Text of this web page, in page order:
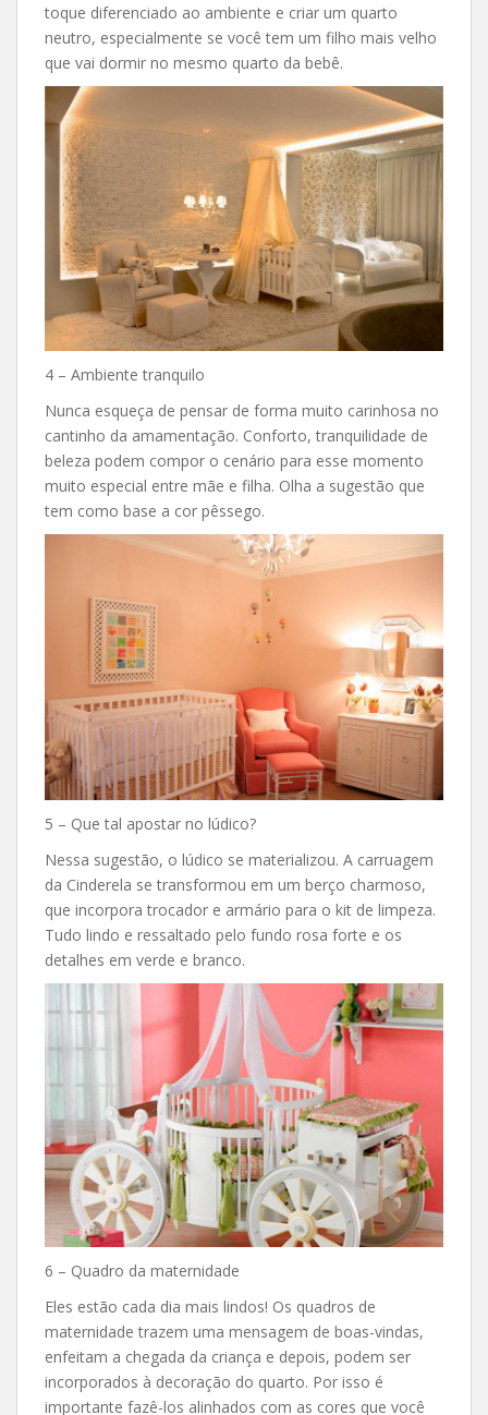
toque diferenciado ao ambiente e criar um quarto
neutro, especialmente se você tem um filho mais velho
que vai dormir no mesmo quarto da bebê.
4 – Ambiente tranquilo
Nunca esqueça de pensar de forma muito carinhosa no
cantinho da amamentação. Conforto, tranquilidade de
beleza podem compor o cenário para esse momento
muito especial entre mãe e filha. Olha a sugestão que
tem como base a cor pêssego.
5 – Que tal apostar no lúdico?
Nessa sugestão, o lúdico se materializou. A carruagem
da Cinderela se transformou em um berço charmoso,
que incorpora trocador e armário para o kit de limpeza.
Tudo lindo e ressaltado pelo fundo rosa forte e os
detalhes em verde e branco.
6 – Quadro da maternidade
Eles estão cada dia mais lindos! Os quadros de
maternidade trazem uma mensagem de boas-vindas,
enfeitam a chegada da criança e depois, podem ser
incorporados à decoração do quarto. Por isso é
importante fazê-los alinhados com as cores que você